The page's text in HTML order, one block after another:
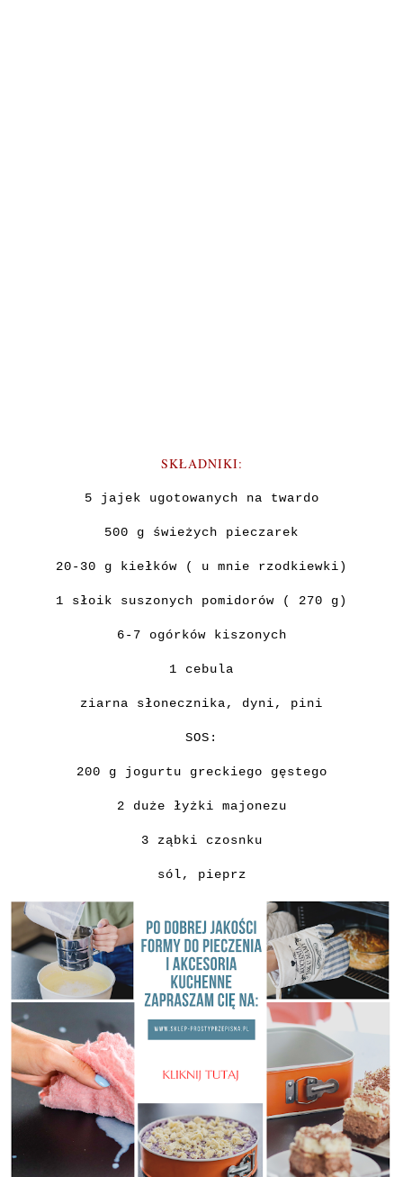
SKŁADNIKI:
5 jajek ugotowanych na twardo
500 g świeżych pieczarek
20-30 g kiełków ( u mnie rzodkiewki)
1 słoik suszonych pomidorów ( 270 g)
6-7 ogórków kiszonych
1 cebula
ziarna słonecznika, dyni, pini
SOS:
200 g jogurtu greckiego gęstego
2 duże łyżki majonezu
3 ząbki czosnku
sól, pieprz